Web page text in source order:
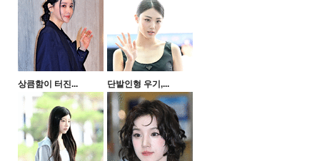
상큼함이 터진... 단발인형 우기,...